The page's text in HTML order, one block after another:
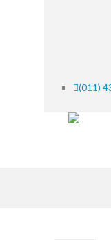
(011)